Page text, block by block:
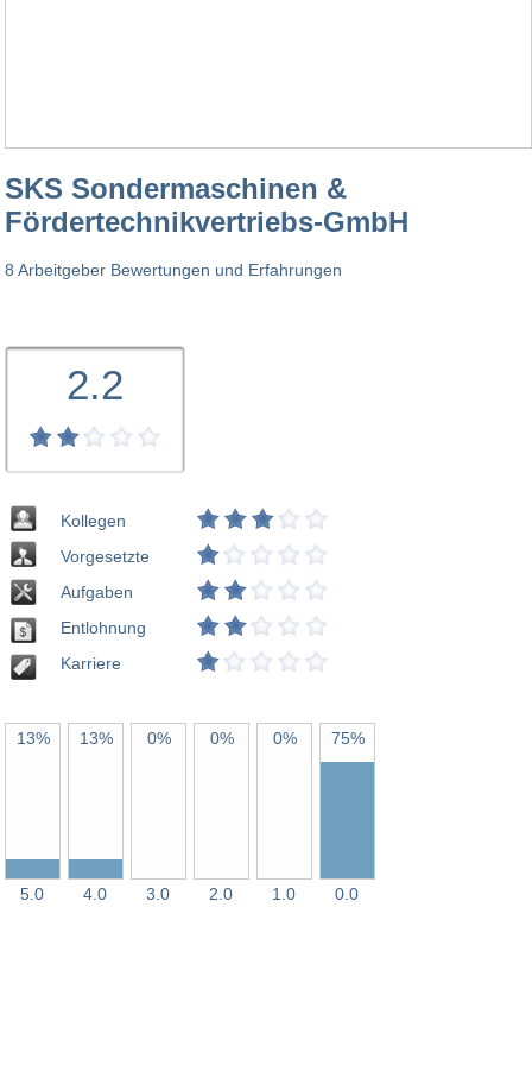
SKS Sondermaschinen &
Fördertechnikvertriebs-GmbH
8 Arbeitgeber Bewertungen und Erfahrungen
2.2
Kollegen
Vorgesetzte
Aufgaben
Entlohnung
Karriere
13%
5.0
13%
4.0
0%
3.0
0%
2.0
0%
1.0
75%
0.0